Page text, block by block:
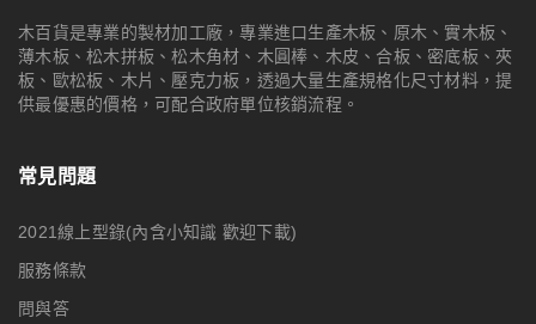
木百貨是專業的製材加工廠，專業進口生產木板、原木、實木板、
薄木板、松木拼板、松木角材、木圓棒、木皮、合板、密底板、夾
板、歐松板、木片、壓克力板，透過大量生產規格化尺寸材料，提
供最優惠的價格，可配合政府單位核銷流程。
常見問題
2021線上型錄(內含小知識 歡迎下載)
服務條款
問與答